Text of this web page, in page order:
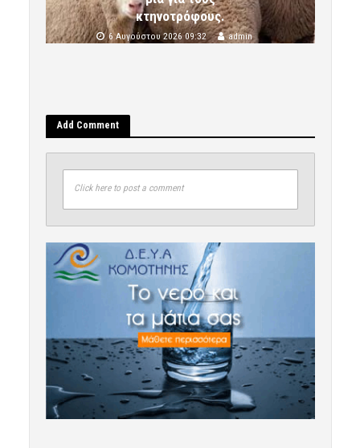
κτηνοτρόφους.
6 Αυγούστου 2026 09:32 admin
Add Comment
Click here to post a comment